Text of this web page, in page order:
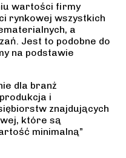
wartości firmy
rynkowej wszystkich
a
Jest to podobne do
na podstawie
dla branż
i
znajdujących
które są
minimalną”